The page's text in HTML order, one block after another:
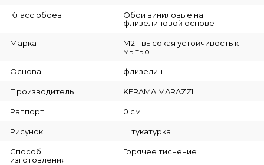
Класс обоев
Обои виниловые на
флизелиновой основе
Марка
М2 - высокая устойчивость к
мытью
Основа флизелин
Производитель KERAMA MARAZZI
Раппорт 0 см
Рисунок Штукатурка
Способ
изготовления
Горячее тиснение